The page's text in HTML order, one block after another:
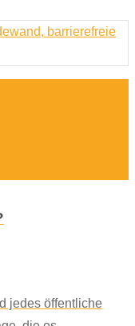
jedes öffentliche